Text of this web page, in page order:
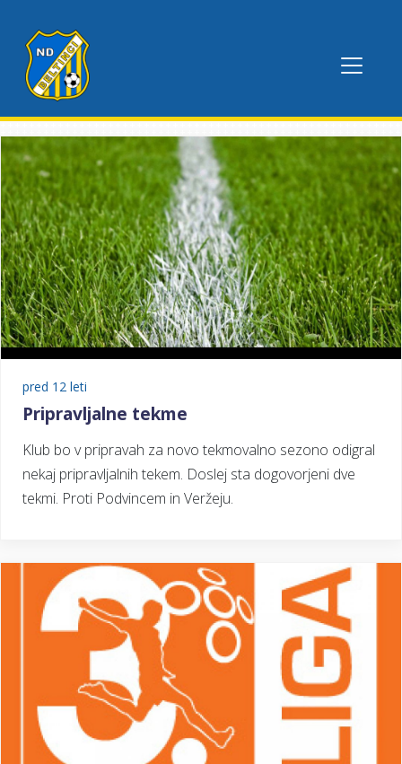
pred 12 leti
Pripravljalne tekme
Klub bo v pripravah za novo tekmovalno sezono odigral
nekaj pripravljalnih tekem. Doslej sta dogovorjeni dve
tekmi. Proti Podvincem in Veržeju.